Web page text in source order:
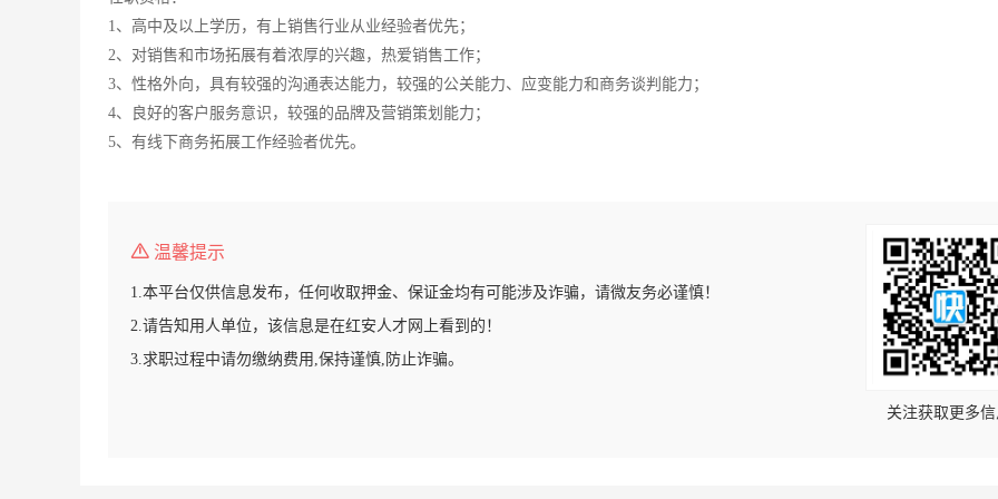
1、高中及以上学历，有上销售行业从业经验者优先；
2、对销售和市场拓展有着浓厚的兴趣，热爱销售工作；
3、性格外向，具有较强的沟通表达能力，较强的公关能力、应变能力和商务谈判能力；
4、良好的客户服务意识，较强的品牌及营销策划能力；
5、有线下商务拓展工作经验者优先。
温馨提示
1.本平台仅供信息发布，任何收取押金、保证金均有可能涉及诈骗，请微友务必谨慎！
2.请告知用人单位，该信息是在红安人才网上看到的！
3.求职过程中请勿缴纳费用,保持谨慎,防止诈骗。
关注获取更多